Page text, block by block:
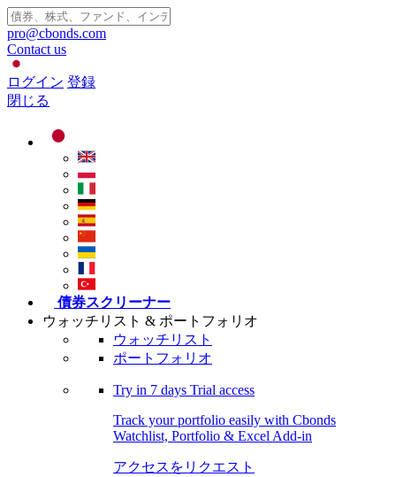
pro@cbonds.com
Contact us
ログイン 登録
閉じる
債券スクリーナー
ウォッチリスト & ポートフォリオ
ウォッチリスト
ポートフォリオ
Try in 7 days Trial access
Track your portfolio easily with Cbonds
Watchlist, Portfolio & Excel Add-in
アクセスをリクエスト